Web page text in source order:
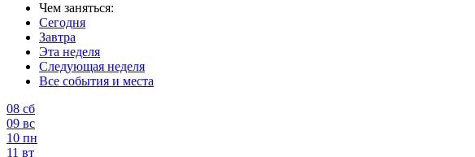
Чем заняться:
Сегодня
Завтра
Эта неделя
Следующая неделя
Все события и места
08 сб
09 вс
10 пн
11 вт